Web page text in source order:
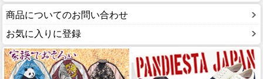
商品についてのお問い合わせ
お気に入りに登録